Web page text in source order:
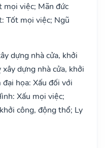
việc; Mãn đức
Tốt mọi việc; Ngũ
dựng nhà cửa, khởi
dựng nhà cửa, khởi
họa: Xấu đối với
Xấu mọi việc;
công, động thổ; Ly